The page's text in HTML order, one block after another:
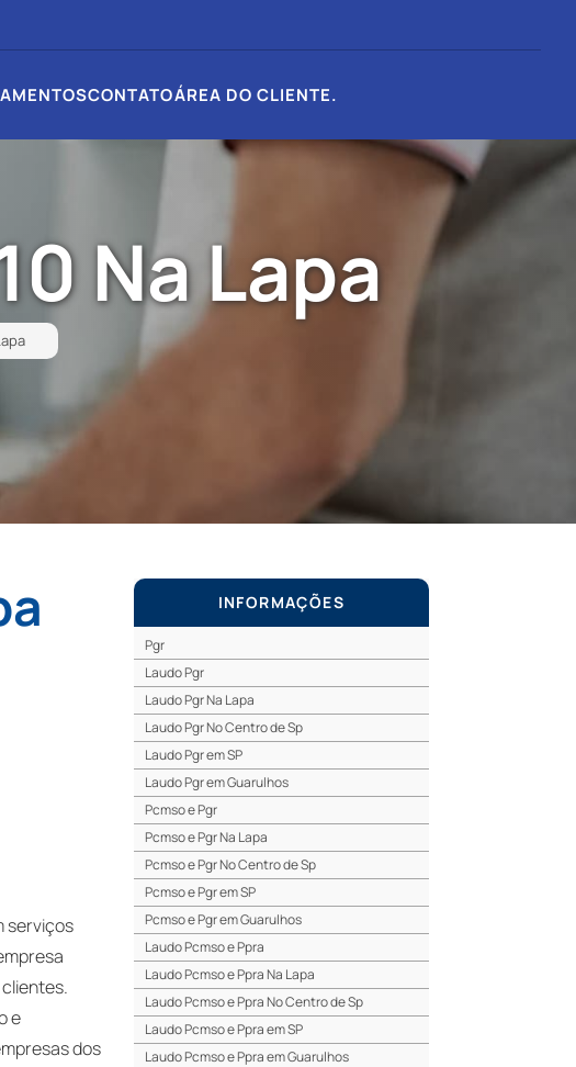
CONTATOÁREA DO CLIENTE.
Na Lapa
serviços
e
dos
INFORMAÇÕES
Pgr
Laudo Pgr
Laudo Pgr Na Lapa
Laudo Pgr No Centro de Sp
Laudo Pgr em SP
Laudo Pgr em Guarulhos
Pcmso e Pgr
Pcmso e Pgr Na Lapa
Pcmso e Pgr No Centro de Sp
Pcmso e Pgr em SP
Pcmso e Pgr em Guarulhos
Laudo Pcmso e Ppra
Laudo Pcmso e Ppra Na Lapa
Laudo Pcmso e Ppra No Centro de Sp
Laudo Pcmso e Ppra em SP
Laudo Pcmso e Ppra em Guarulhos